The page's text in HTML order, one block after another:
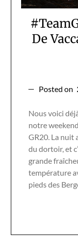
De
Posted on
Nous voici
notre
GR20. La nuit
du dortoir, et
grande
température
pieds des